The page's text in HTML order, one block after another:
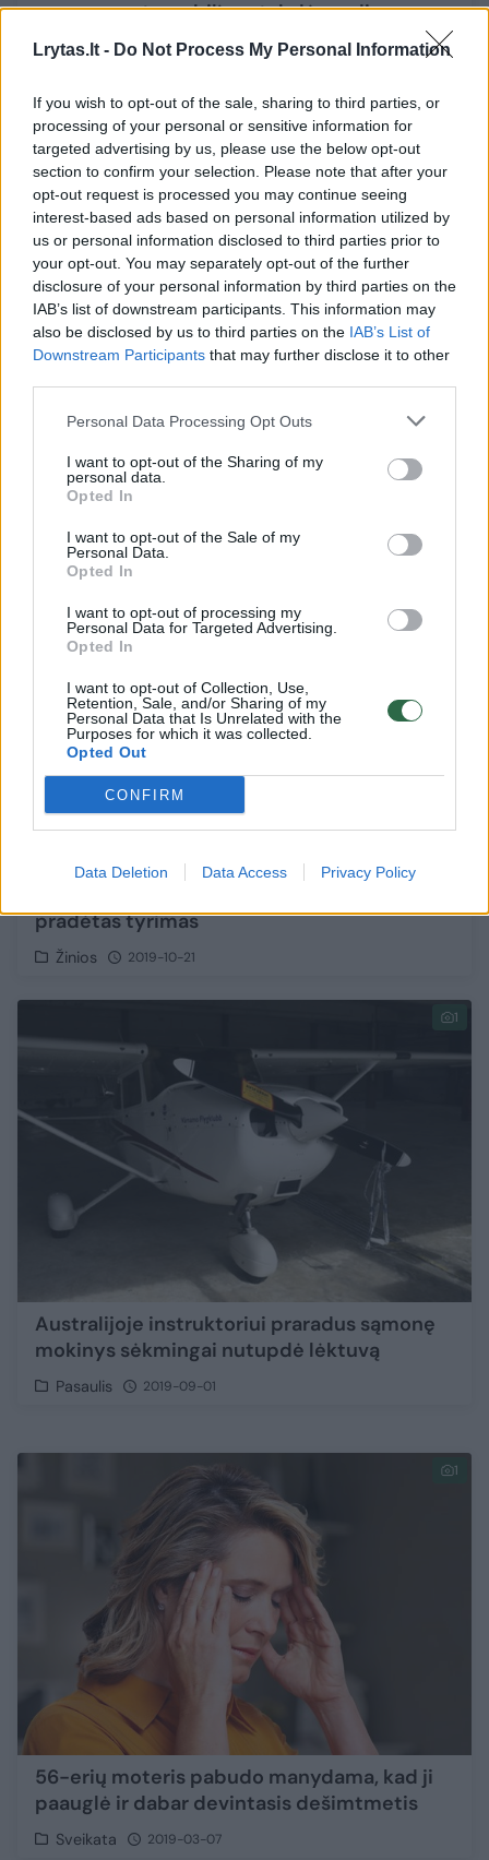
Lrytas.lt - Do Not Process My Personal Information
If you wish to opt-out of the sale, sharing to third parties, or
processing of your personal or sensitive information for
targeted advertising by us, please use the below opt-out
section to confirm your selection. Please note that after your
opt-out request is processed you may continue seeing
interest-based ads based on personal information utilized by
us or personal information disclosed to third parties prior to
your opt-out. You may separately opt-out of the further
disclosure of your personal information by third parties on the
IAB’s list of downstream participants. This information may
also be disclosed by us to third parties on the IAB’s List of
Downstream Participants that may further disclose it to other
Personal Data Processing Opt Outs
I want to opt-out of the Sharing of my
personal data.
Opted In
I want to opt-out of the Sale of my
Personal Data.
Opted In
I want to opt-out of processing my
Personal Data for Targeted Advertising.
Opted In
I want to opt-out of Collection, Use,
Retention, Sale, and/or Sharing of my
Personal Data that Is Unrelated with the
Purposes for which it was collected.
Opted Out
CONFIRM
Data Deletion Data Access Privacy Policy
sąmonę, automobilį sustabdė medis
Lietuvos diena 2020-02-18
Į Kauno ir Klaipėdos medikų rankas perduoti
Lietuvos diena
Aplinkoje nesiorientuojanti mergaitė
pradėtas tyrimas
Žinios 2019-10-21
1
Australijoje instruktoriui praradus sąmonę
mokinys sėkmingai nutupdė lėktuvą
Pasaulis 2019-09-01
1
56-erių moteris pabudo manydama, kad ji
paauglė ir dabar devintasis dešimtmetis
Sveikata 2019-03-07